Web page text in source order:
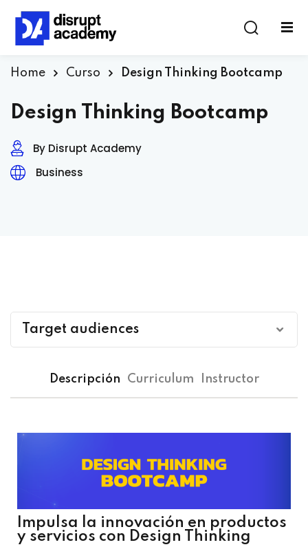
Home Curso Design Thinking Bootcamp
Design Thinking Bootcamp
By Disrupt Academy
Business
Target audiences
Analistas de Negocios: Profesionales que desean
diseñar campañas resonantes y analizar datos del
Thinking, impulsando innovación y estrategias
Diseñadores UX/UI y Directores Creativos:
Interesados en perfeccionar sus habilidades para
crear interfaces intuitivas y experiencias de usuario
satisfactorias, además de buscar inspiración y
Descripción Curriculum Instructor
Impulsa la innovación en productos
y servicios con Design Thinking